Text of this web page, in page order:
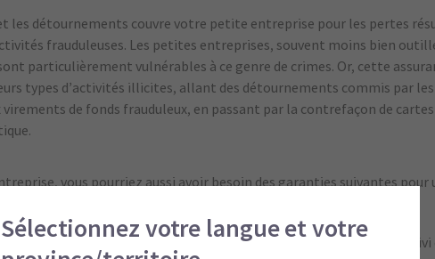
les détournements couvre votre petite entreprise pour les pertes
frauduleuses. Les petites entreprises, souvent moins bien
particulièrement vulnérables à ce genre de crimes. Or, cette
types d’activités illicites, allant des détournements commis par
de fonds frauduleux, en passant par la contrefaçon de
vous pourriez aussi avoir besoin des garanties suivantes
civile professionnelle, qui vous protège si vous êtes
Sélectionnez votre langue et votre